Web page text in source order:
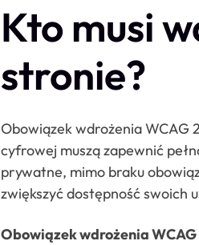
Kto musi
stronie?
Obowiązek wdrożenia WCAG
cyfrowej muszą zapewnić
prywatne, mimo braku
zwiększyć dostępność swoich
Obowiązek wdrożenia